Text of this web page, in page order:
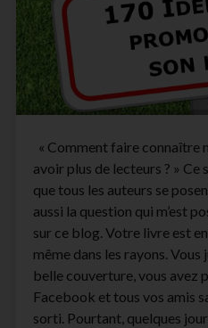
« Comment faire connaître
avoir plus de lecteurs ? » Ce
que tous les auteurs se
aussi la question qui m’est
sur ce blog. Votre livre est
même dans les rayons. Vous
belle couverture, vous avez
Facebook et tous vos amis
sorti. Pourtant, quelques